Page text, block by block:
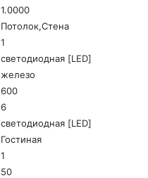
1.0000
Потолок,Стена
1
светодиодная [LED]
железо
600
6
светодиодная [LED]
Гостиная
1
50